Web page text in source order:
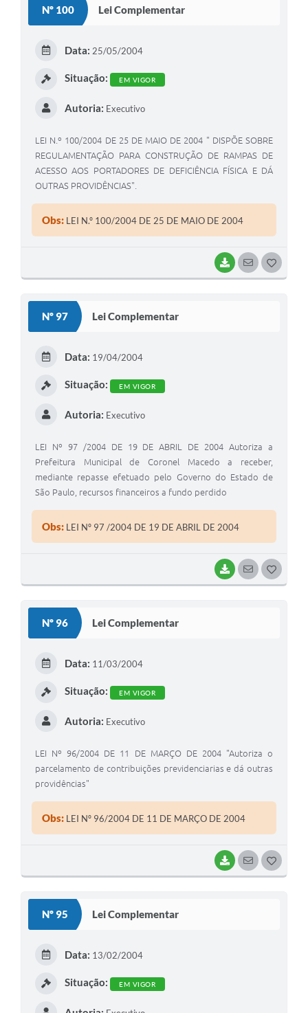
Nº 100 Lei Complementar
BAIXARSEGUIR
Data: 25/05/2004
Situação: EM VIGOR
Autoria: Executivo
LEI N.º 100/2004 DE 25 DE MAIO DE 2004 " DISPÕE SOBRE
REGULAMENTAÇÃO PARA CONSTRUÇÃO DE RAMPAS DE
ACESSO AOS PORTADORES DE DEFICIÊNCIA FÍSICA E DÁ
OUTRAS PROVIDÊNCIAS".
Obs: LEI N.º 100/2004 DE 25 DE MAIO DE 2004
Nº 97 Lei Complementar
BAIXARSEGUIR
Data: 19/04/2004
Situação: EM VIGOR
Autoria: Executivo
LEI Nº 97 /2004 DE 19 DE ABRIL DE 2004 Autoriza a
Prefeitura Municipal de Coronel Macedo a receber,
mediante repasse efetuado pelo Governo do Estado de
São Paulo, recursos financeiros a fundo perdido
Obs: LEI Nº 97 /2004 DE 19 DE ABRIL DE 2004
Nº 96 Lei Complementar
BAIXARSEGUIR
Data: 11/03/2004
Situação: EM VIGOR
Autoria: Executivo
LEI Nº 96/2004 DE 11 DE MARÇO DE 2004 "Autoriza o
parcelamento de contribuições previdenciarias e dá outras
providências"
Obs: LEI Nº 96/2004 DE 11 DE MARÇO DE 2004
Nº 95 Lei Complementar
Data: 13/02/2004
Situação: EM VIGOR